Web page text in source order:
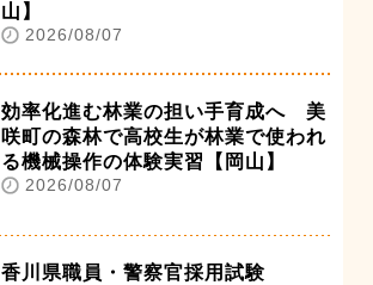
山】
2026/08/07
効率化進む林業の担い手育成へ 美
咲町の森林で高校生が林業で使われ
る機械操作の体験実習【岡山】
2026/08/07
香川県職員・警察官採用試験